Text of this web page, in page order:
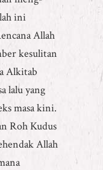
ini
Allah
kesulitan
Alkitab
lalu yang
masa kini.
Roh Kudus
Allah